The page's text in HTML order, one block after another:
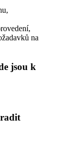
na
jsou k